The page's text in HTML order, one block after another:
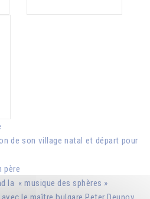
de son village natal et départ pour
père
la « musique des sphères »